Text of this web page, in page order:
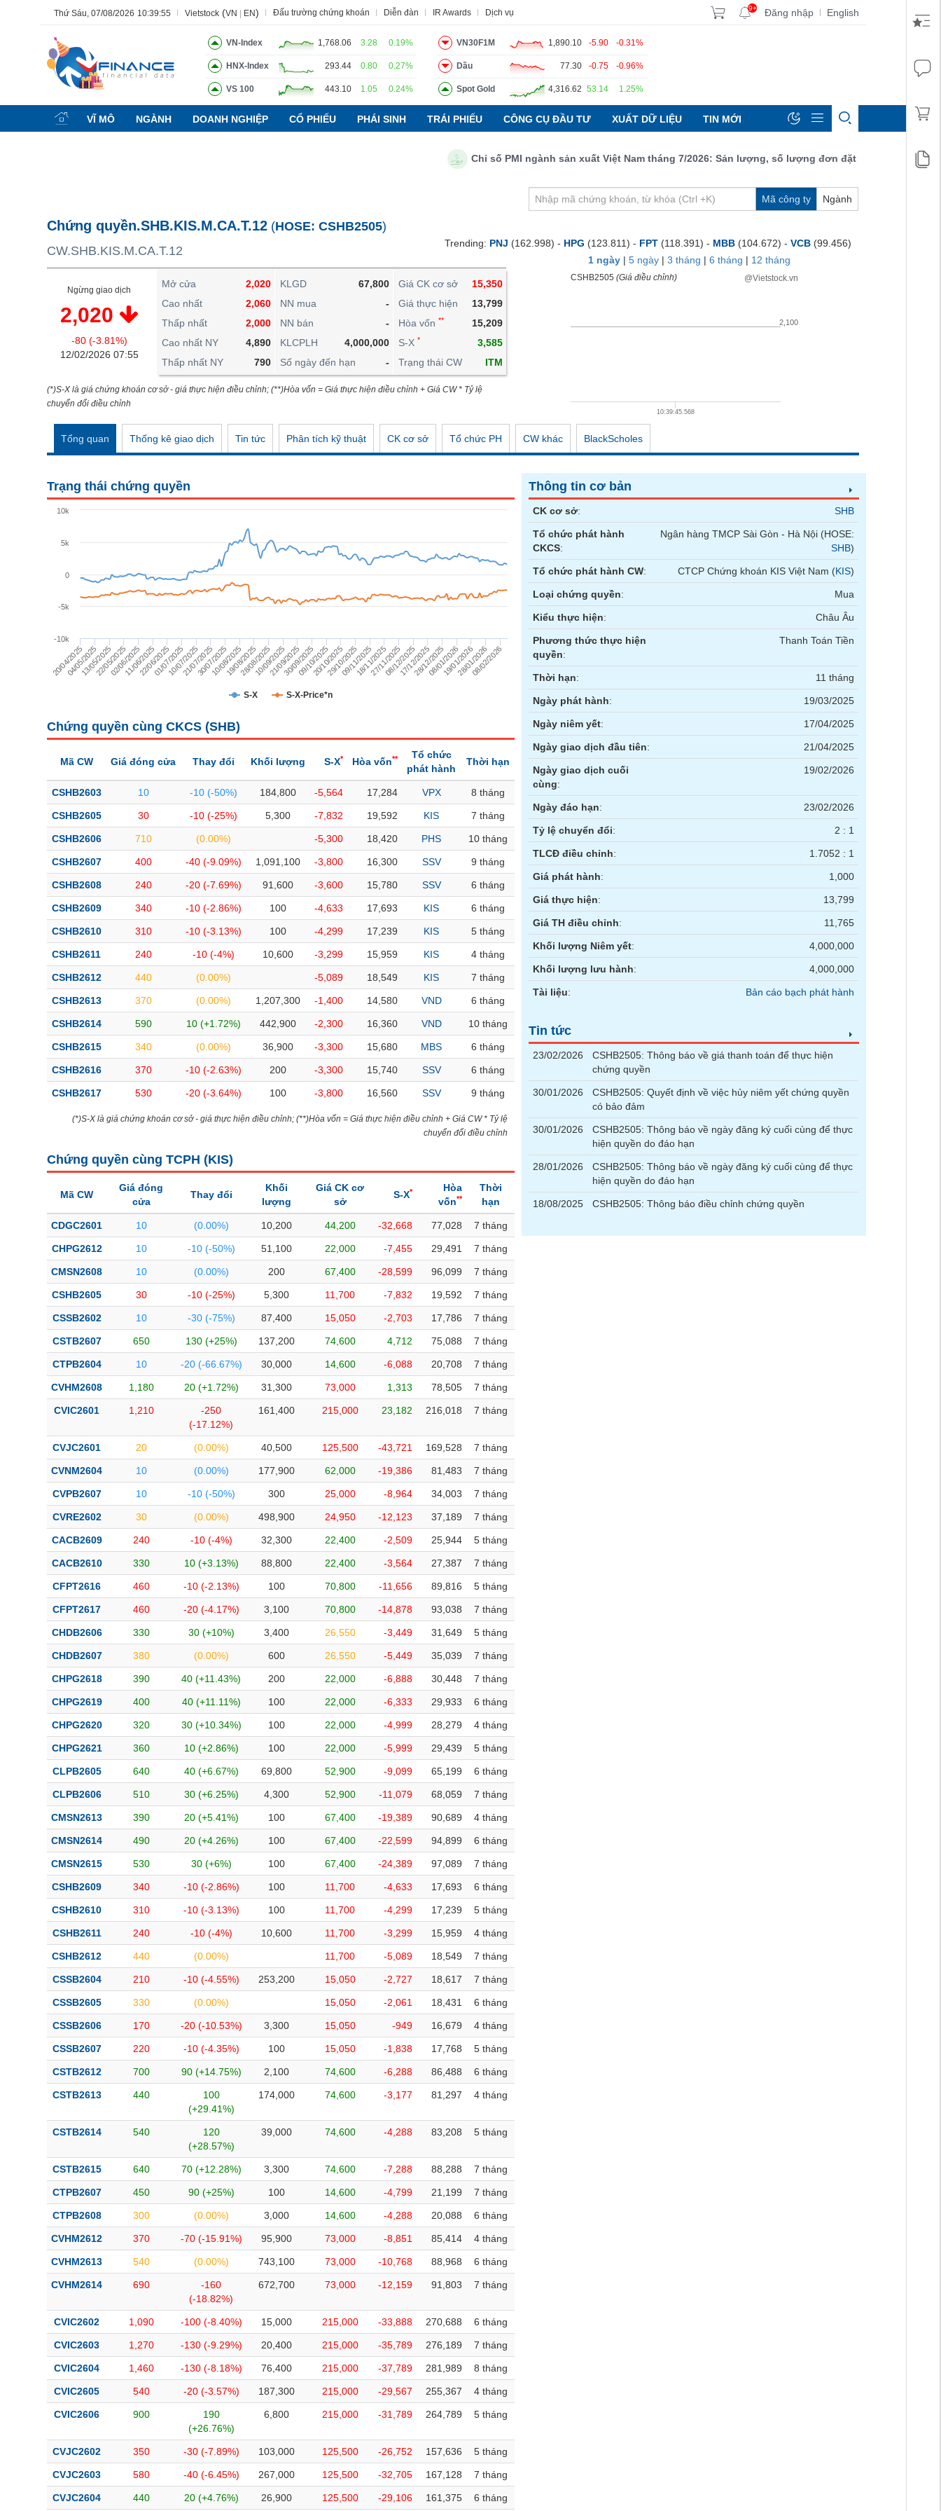
Thứ Sáu, 07/08/2026 10:39:56 Vietstock (VN EN) Đấu trường chứng khoán Diễn đàn IR Awards Dịch vụ 9+ Đăng nhập | English
VN-Index 1,768.06 3.28 0.19%
HNX-Index 293.44 0.80 0.27%
VS 100 443.10 1.05 0.24%
VN30F1M 1,890.10 -5.90 -0.31%
Dầu 77.30 -0.75 -0.96%
Spot Gold 4,316.62 53.14 1.25%
VĨ MÔ NGÀNH DOANH NGHIỆP CỔ PHIẾU PHÁI SINH TRÁI PHIẾU CÔNG CỤ ĐẦU TƯ XUẤT DỮ LIỆU TIN MỚI
Chỉ số PMI ngành sản xuất Việt Nam tháng 7/2026: Sản lượng, số lượng đơn đặt hàng mới và xuất
Mã công ty Ngành
Chứng quyền.SHB.KIS.M.CA.T.12 (HOSE: CSHB2505)
CW.SHB.KIS.M.CA.T.12
Ngừng giao dịch
2,020
-80 (-3.81%)
12/02/2026 07:55
Mở cửa
2,020
Cao nhất
2,060
Thấp nhất
2,000
Cao nhất NY
4,890
Thấp nhất NY
790
KLGD
67,800
NN mua
-
NN bán
-
KLCPLH
4,000,000
Số ngày đến hạn
-
Giá CK cơ sở
15,350
Giá thực hiện
13,799
Hòa vốn **
15,209
S-X *
3,585
Trạng thái CW
ITM
(*)S-X là giá chứng khoán cơ sở - giá thực hiện điều chỉnh; (**)Hòa vốn = Giá thực hiện điều chỉnh + Giá CW * Tỷ lệ
chuyển đổi điều chỉnh
Trending: PNJ (162.998) - HPG (123.811) - FPT (118.391) - MBB (104.672) - VCB (99.456)
1 ngày | 5 ngày | 3 tháng | 6 tháng | 12 tháng
CSHB2505 (Giá điều chỉnh) @Vietstock.vn
10:39:45.568
2,100
Tổng quan Thống kê giao dịch Tin tức Phân tích kỹ thuật CK cơ sở Tổ chức PH CW khác BlackScholes
Trạng thái chứng quyền
S-X S-X-Price*n
20/04/2025
04/05/2025
13/05/2025
22/05/2025
02/06/2025
11/06/2025
22/06/2025
01/07/2025
10/07/2025
21/07/2025
30/07/2025
10/08/2025
19/08/2025
28/08/2025
10/09/2025
21/09/2025
30/09/2025
09/10/2025
20/10/2025
29/10/2025
09/11/2025
18/11/2025
27/11/2025
08/12/2025
17/12/2025
28/12/2025
08/01/2026
19/01/2026
28/01/2026
08/02/2026
-10k
-5k
0
5k
10k
Chứng quyền cùng CKCS (SHB)
Mã CW Giá đóng cửa Thay đổi Khối lượng S-X* Hòa vốn**
Tổ chức
phát hành
Thời hạn
CSHB2603 10 -10 (-50%) 184,800 -5,564 17,284 VPX 8 tháng
CSHB2605 30 -10 (-25%) 5,300 -7,832 19,592 KIS 7 tháng
CSHB2606 710 (0.00%) -5,300 18,420 PHS 10 tháng
CSHB2607 400 -40 (-9.09%) 1,091,100 -3,800 16,300 SSV 9 tháng
CSHB2608 240 -20 (-7.69%) 91,600 -3,600 15,780 SSV 6 tháng
CSHB2609 340 -10 (-2.86%) 100 -4,633 17,693 KIS 6 tháng
CSHB2610 310 -10 (-3.13%) 100 -4,299 17,239 KIS 5 tháng
CSHB2611 240 -10 (-4%) 10,600 -3,299 15,959 KIS 4 tháng
CSHB2612 440 (0.00%) -5,089 18,549 KIS 7 tháng
CSHB2613 370 (0.00%) 1,207,300 -1,400 14,580 VND 6 tháng
CSHB2614 590 10 (+1.72%) 442,900 -2,300 16,360 VND 10 tháng
CSHB2615 340 (0.00%) 36,900 -3,300 15,680 MBS 6 tháng
CSHB2616 370 -10 (-2.63%) 200 -3,300 15,740 SSV 6 tháng
CSHB2617 530 -20 (-3.64%) 100 -3,800 16,560 SSV 9 tháng
(*)S-X là giá chứng khoán cơ sở - giá thực hiện điều chỉnh; (**)Hòa vốn = Giá thực hiện điều chỉnh + Giá CW * Tỷ lệ
chuyển đổi điều chỉnh
Chứng quyền cùng TCPH (KIS)
Mã CW
Giá đóng
cửa
Thay đổi
Khối
lượng
Giá CK cơ
sở
S-X*
Hòa
vốn**
Thời
hạn
CDGC2601 10 (0.00%) 10,200 44,200 -32,668 77,028 7 tháng
CHPG2612 10 -10 (-50%) 51,100 22,000 -7,455 29,491 7 tháng
CMSN2608 10 (0.00%) 200 67,400 -28,599 96,099 7 tháng
CSHB2605 30 -10 (-25%) 5,300 11,700 -7,832 19,592 7 tháng
CSSB2602 10 -30 (-75%) 87,400 15,050 -2,703 17,786 7 tháng
CSTB2607 650 130 (+25%) 137,200 74,600 4,712 75,088 7 tháng
CTPB2604 10 -20 (-66.67%) 30,000 14,600 -6,088 20,708 7 tháng
CVHM2608 1,180 20 (+1.72%) 31,300 73,000 1,313 78,505 7 tháng
CVIC2601 1,210
-250
(-17.12%)
161,400 215,000 23,182 216,018 7 tháng
CVJC2601 20 (0.00%) 40,500 125,500 -43,721 169,528 7 tháng
CVNM2604 10 (0.00%) 177,900 62,000 -19,386 81,483 7 tháng
CVPB2607 10 -10 (-50%) 300 25,000 -8,964 34,003 7 tháng
CVRE2602 30 (0.00%) 498,900 24,950 -12,123 37,189 7 tháng
CACB2609 240 -10 (-4%) 32,300 22,400 -2,509 25,944 5 tháng
CACB2610 330 10 (+3.13%) 88,800 22,400 -3,564 27,387 7 tháng
CFPT2616 460 -10 (-2.13%) 100 70,800 -11,656 89,816 5 tháng
CFPT2617 460 -20 (-4.17%) 3,100 70,800 -14,878 93,038 7 tháng
CHDB2606 330 30 (+10%) 3,400 26,550 -3,449 31,649 5 tháng
CHDB2607 380 (0.00%) 600 26,550 -5,449 35,039 7 tháng
CHPG2618 390 40 (+11.43%) 200 22,000 -6,888 30,448 7 tháng
CHPG2619 400 40 (+11.11%) 100 22,000 -6,333 29,933 6 tháng
CHPG2620 320 30 (+10.34%) 100 22,000 -4,999 28,279 4 tháng
CHPG2621 360 10 (+2.86%) 100 22,000 -5,999 29,439 5 tháng
CLPB2605 640 40 (+6.67%) 69,800 52,900 -9,099 65,199 6 tháng
CLPB2606 510 30 (+6.25%) 4,300 52,900 -11,079 68,059 7 tháng
CMSN2613 390 20 (+5.41%) 100 67,400 -19,389 90,689 4 tháng
CMSN2614 490 20 (+4.26%) 100 67,400 -22,599 94,899 6 tháng
CMSN2615 530 30 (+6%) 100 67,400 -24,389 97,089 7 tháng
CSHB2609 340 -10 (-2.86%) 100 11,700 -4,633 17,693 6 tháng
CSHB2610 310 -10 (-3.13%) 100 11,700 -4,299 17,239 5 tháng
CSHB2611 240 -10 (-4%) 10,600 11,700 -3,299 15,959 4 tháng
CSHB2612 440 (0.00%) 11,700 -5,089 18,549 7 tháng
CSSB2604 210 -10 (-4.55%) 253,200 15,050 -2,727 18,617 7 tháng
CSSB2605 330 (0.00%) 15,050 -2,061 18,431 6 tháng
CSSB2606 170 -20 (-10.53%) 3,300 15,050 -949 16,679 4 tháng
CSSB2607 220 -10 (-4.35%) 100 15,050 -1,838 17,768 5 tháng
CSTB2612 700 90 (+14.75%) 2,100 74,600 -6,288 86,488 6 tháng
CSTB2613 440
100
(+29.41%)
174,000 74,600 -3,177 81,297 4 tháng
CSTB2614 540
120
(+28.57%)
39,000 74,600 -4,288 83,208 5 tháng
CSTB2615 640 70 (+12.28%) 3,300 74,600 -7,288 88,288 7 tháng
CTPB2607 450 90 (+25%) 100 14,600 -4,799 21,199 7 tháng
CTPB2608 300 (0.00%) 3,000 14,600 -4,288 20,088 6 tháng
CVHM2612 370 -70 (-15.91%) 95,900 73,000 -8,851 85,414 4 tháng
CVHM2613 540 (0.00%) 743,100 73,000 -10,768 88,968 6 tháng
CVHM2614 690
-160
(-18.82%)
672,700 73,000 -12,159 91,803 7 tháng
CVIC2602 1,090 -100 (-8.40%) 15,000 215,000 -33,888 270,688 6 tháng
CVIC2603 1,270 -130 (-9.29%) 20,400 215,000 -35,789 276,189 7 tháng
CVIC2604 1,460 -130 (-8.18%) 76,400 215,000 -37,789 281,989 8 tháng
CVIC2605 540 -20 (-3.57%) 187,300 215,000 -29,567 255,367 4 tháng
CVIC2606 900
190
(+26.76%)
6,800 215,000 -31,789 264,789 5 tháng
CVJC2602 350 -30 (-7.89%) 103,000 125,500 -26,752 157,636 5 tháng
CVJC2603 580 -40 (-6.45%) 267,000 125,500 -32,705 167,128 7 tháng
CVJC2604 440 20 (+4.76%) 26,900 125,500 -29,106 161,375 6 tháng
Thông tin cơ bản
CK cơ sở: SHB
Tổ chức phát hành
CKCS:
Ngân hàng TMCP Sài Gòn - Hà Nội (HOSE:
SHB)
Tổ chức phát hành CW: CTCP Chứng khoán KIS Việt Nam (KIS)
Loại chứng quyền: Mua
Kiểu thực hiện: Châu Âu
Phương thức thực hiện
quyền:
Thanh Toán Tiền
Thời hạn: 11 tháng
Ngày phát hành: 19/03/2025
Ngày niêm yết: 17/04/2025
Ngày giao dịch đầu tiên: 21/04/2025
Ngày giao dịch cuối
cùng:
19/02/2026
Ngày đáo hạn: 23/02/2026
Tỷ lệ chuyển đổi: 2 : 1
TLCĐ điều chỉnh: 1.7052 : 1
Giá phát hành: 1,000
Giá thực hiện: 13,799
Giá TH điều chỉnh: 11,765
Khối lượng Niêm yết: 4,000,000
Khối lượng lưu hành: 4,000,000
Tài liệu: Bản cáo bạch phát hành
Tin tức
23/02/2026
CSHB2505: Thông báo về giá thanh toán để thực hiện
chứng quyền
30/01/2026
CSHB2505: Quyết định về việc hủy niêm yết chứng quyền
có bảo đảm
30/01/2026
CSHB2505: Thông báo về ngày đăng ký cuối cùng để thực
hiện quyền do đáo hạn
28/01/2026
CSHB2505: Thông báo về ngày đăng ký cuối cùng để thực
hiện quyền do đáo hạn
18/08/2025 CSHB2505: Thông báo điều chỉnh chứng quyền
Tính năng Ngành Mã chứng khoán Lãnh đạo Tin tức Báo cáo phân tích Thuật ngữ Dịch vụ
BẤT ĐỘNG SẢN
TÀI CHÍNH
KINH TẾ
THẾ GIỚI
ĐÔNG DƯƠNG
PHÂN TÍCH
VIETSTOCKFINANCE
PHÁI SINH
TRÁI PHIẾU
CÔNG CỤ ĐẦU TƯ
XUẤT DỮ LIỆU
TIN MỚI
VS-SECTOR
NGUYÊN VẬT LIỆU
TIÊU DÙNG KHÔNG THIẾT YẾU
TIÊU DÙNG THIẾT YẾU
CHĂM SÓC SỨC KHỎE
CÔNG NGHỆ THÔNG TIN
BẤT ĐỘNG SẢN
Mã chứng khoán(-)
Cổ phiếu Chỉ số Chứng chỉ quỹ Chứng quyền Hợp đồng tương lai Trái phiếu
Lãnh đạo(-)
Người nội bộ Người liên quan Cổ đông lớn
Tin tức(-)
Bài viết của tác giả (-)
Báo cáo phân tích (-)
Thuật ngữ(-)
Dịch vụ(-)
Công cụ đầu tư
Truyền thông tài chính
Dữ liệu tài chính